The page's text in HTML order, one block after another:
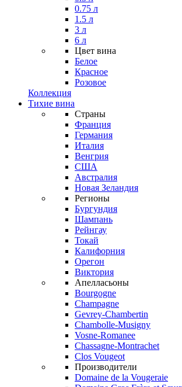
0.75 л
1.5 л
3 л
6 л
Цвет вина
Белое
Красное
Розовое
Коллекция
Тихие вина
Страны
Франция
Германия
Италия
Венгрия
США
Австралия
Новая Зеландия
Регионы
Бургундия
Шампань
Рейнгау
Токай
Калифорния
Орегон
Виктория
Апелласьоны
Bourgogne
Champagne
Gevrey-Chambertin
Chambolle-Musigny
Vosne-Romanee
Chassagne-Montrachet
Clos Vougeot
Производители
Domaine de la Vougeraie